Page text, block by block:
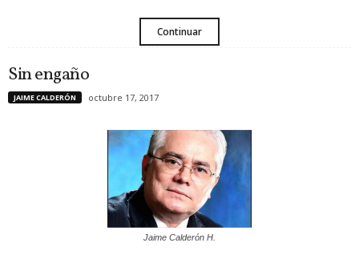
Continuar
Sin engaño
JAIME CALDERÓN octubre 17, 2017
Jaime Calderón H.